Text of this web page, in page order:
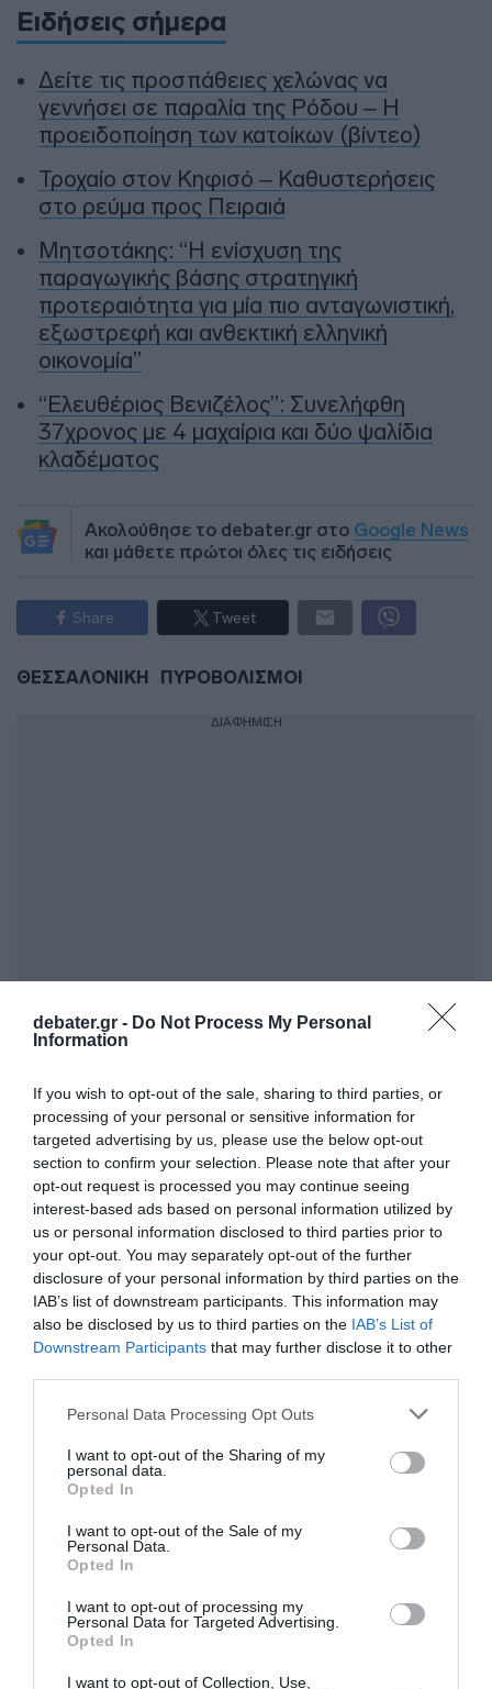
debater.gr - Do Not Process My Personal
Information
If you wish to opt-out of the sale, sharing to third parties, or
processing of your personal or sensitive information for
targeted advertising by us, please use the below opt-out
section to confirm your selection. Please note that after your
opt-out request is processed you may continue seeing
interest-based ads based on personal information utilized by
us or personal information disclosed to third parties prior to
your opt-out. You may separately opt-out of the further
disclosure of your personal information by third parties on the
IAB’s list of downstream participants. This information may
also be disclosed by us to third parties on the IAB’s List of
Downstream Participants that may further disclose it to other
Please note that this website/app uses one or more Google
not limited to your visit or usage behaviour. You may click to
grant or deny consent to Google and its third-party tags to
use your data for below specified purposes in below Google
consent section.
Personal Data Processing Opt Outs
I want to opt-out of the Sharing of my
personal data.
Opted In
I want to opt-out of the Sale of my
Personal Data.
Opted In
I want to opt-out of processing my
Personal Data for Targeted Advertising.
Opted In
I want to opt-out of Collection, Use,
Ειδήσεις σήμερα
Δείτε τις προσπάθειες χελώνας να
γεννήσει σε παραλία της Ρόδου – Η
προειδοποίηση των κατοίκων (βίντεο)
Τροχαίο στον Κηφισό – Καθυστερήσεις
στο ρεύμα προς Πειραιά
Μητσοτάκης: “Η ενίσχυση της
παραγωγικής βάσης στρατηγική
προτεραιότητα για μία πιο ανταγωνιστική,
εξωστρεφή και ανθεκτική ελληνική
οικονομία”
“Ελευθέριος Βενιζέλος”: Συνελήφθη
37χρονος με 4 μαχαίρια και δύο ψαλίδια
κλαδέματος
Ακολούθησε το debater.gr στο Google News
και μάθετε πρώτοι όλες τις ειδήσεις
Share Tweet
ΘΕΣΣΑΛΟΝΙΚΗ ΠΥΡΟΒΟΛΙΣΜΟΙ
ΔΙΑΦΗΜΙΣΗ
ΣΧΟΛΙΑ